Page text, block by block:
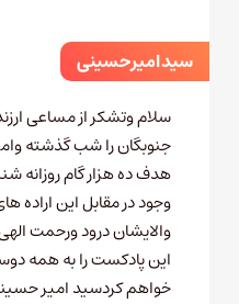
سید امیر حسینی
سلام وتشکر از مساعی
جنوبگان را شب گذشته
هدف ده هزار گام روزانه
وجود در مقابل این اراده
والایشان درود ورحمت
این پادکست را به همه
خواهم کردسید امیر